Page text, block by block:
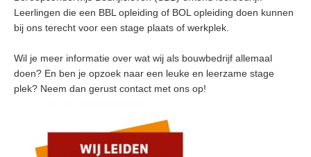
Leerlingen die een BBL opleiding of BOL opleiding doen kunnen
bij ons terecht voor een stage plaats of werkplek.
Wil je meer informatie over wat wij als bouwbedrijf allemaal
doen? En ben je opzoek naar een leuke en leerzame stage
plek? Neem dan gerust contact met ons op!